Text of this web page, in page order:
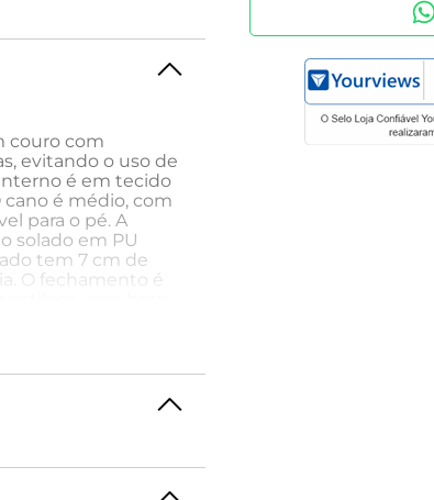
couro com
evitando o uso de
é em tecido
é médio, com
para o pé. A
solado em PU
tem 7 cm de
O fechamento é
pensado para